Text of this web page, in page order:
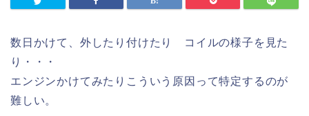
数日かけて、外したり付けたり コイルの様子を見た
り・・・
エンジンかけてみたりこういう原因って特定するのが
難しい。